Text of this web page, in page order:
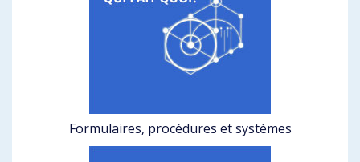
Formulaires, procédures et systèmes